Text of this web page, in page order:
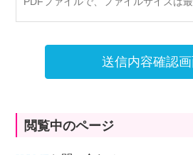
送信内容確認
閲覧中のページ